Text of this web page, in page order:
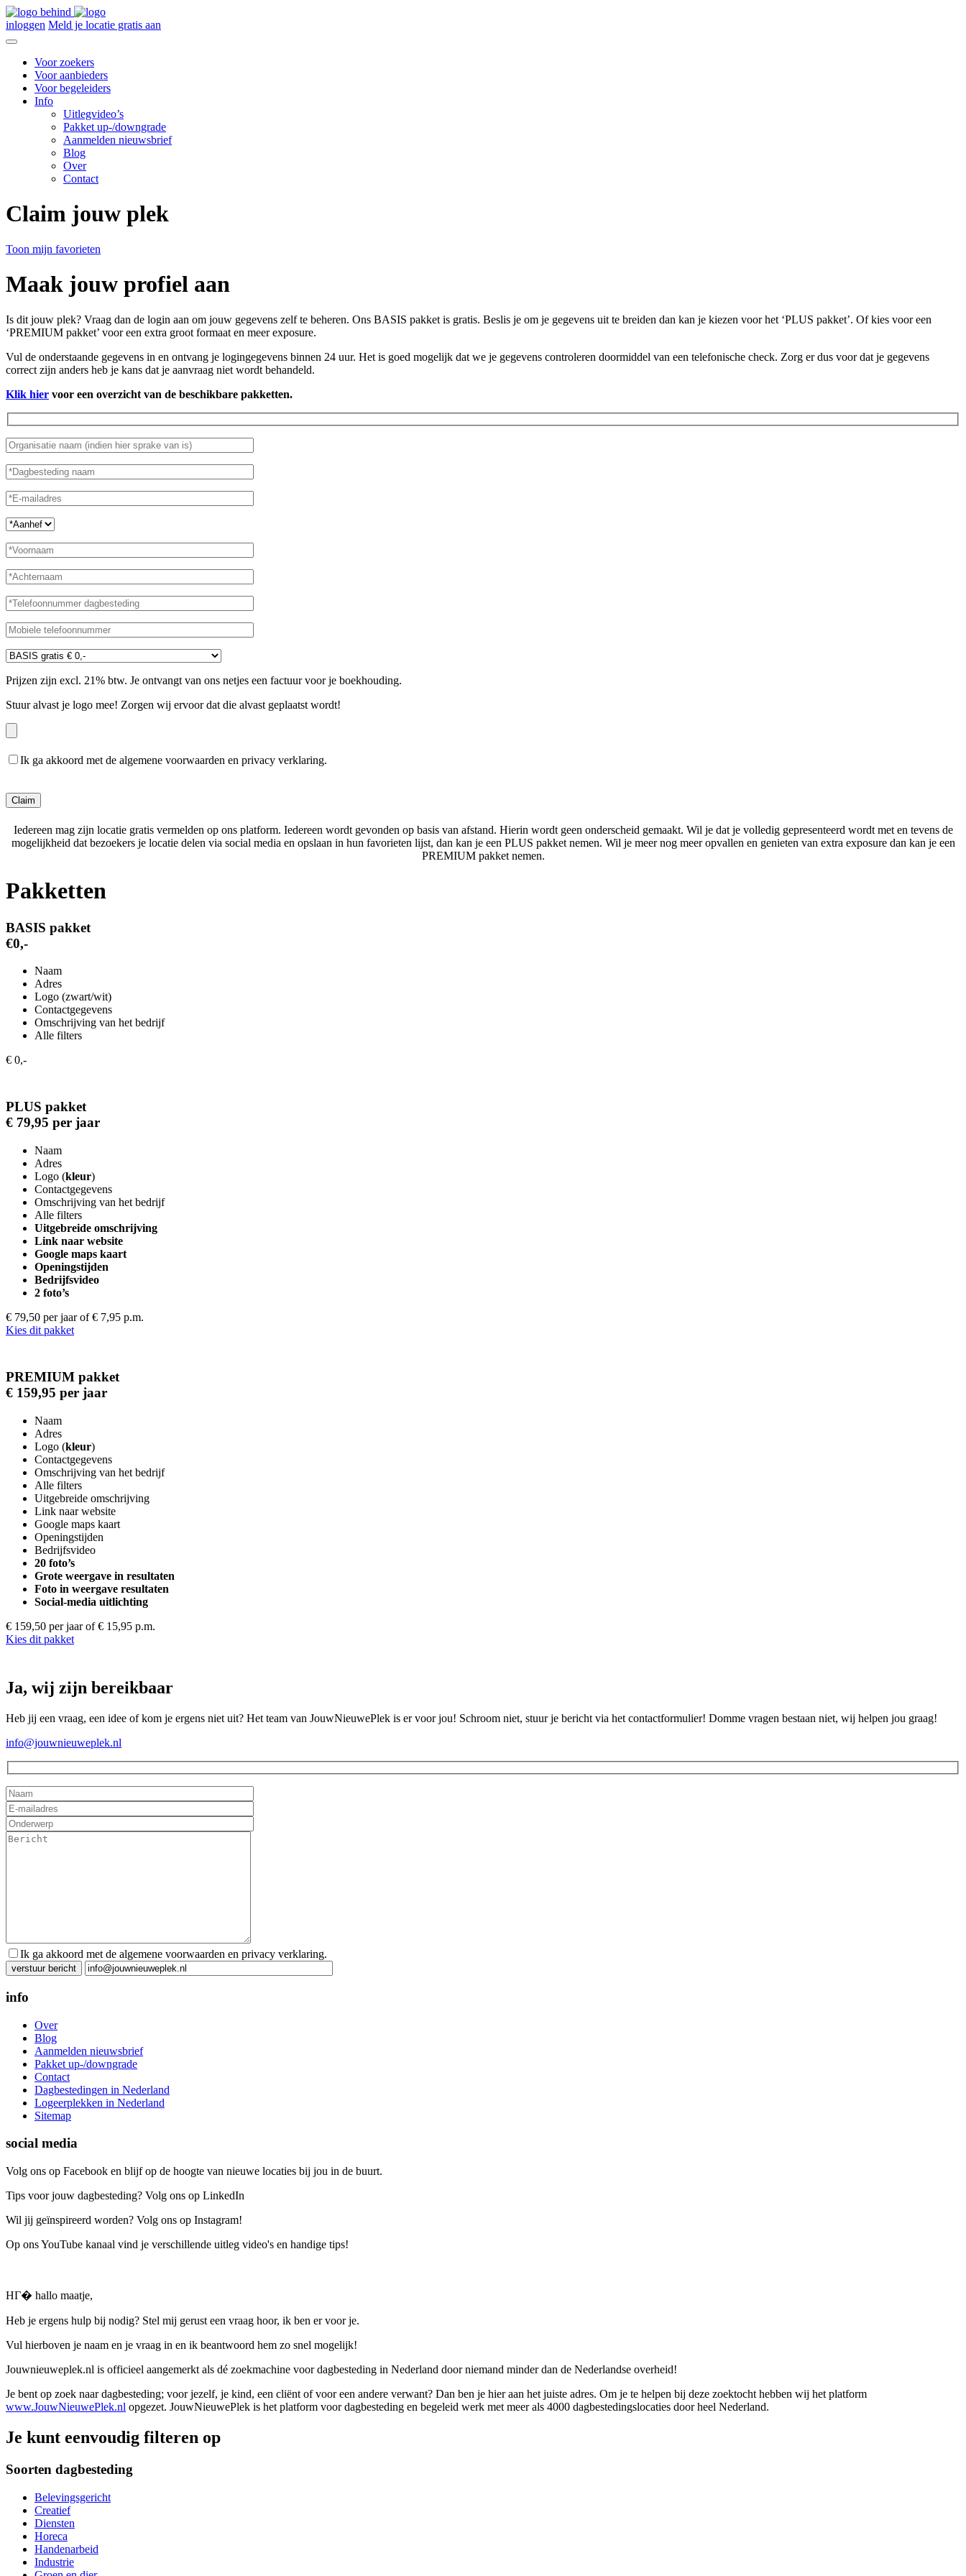
inloggen Meld je locatie gratis aan
Voor zoekers
Voor aanbieders
Voor begeleiders
Info
Uitlegvideo’s
Pakket up-/downgrade
Aanmelden nieuwsbrief
Blog
Over
Contact
Claim jouw plek
Toon mijn favorieten
Maak jouw profiel aan
Is dit jouw plek? Vraag dan de login aan om jouw gegevens zelf te beheren. Ons BASIS pakket is gratis. Beslis je om je gegevens uit te breiden dan kan je kiezen voor het ‘PLUS pakket’. Of kies voor een
‘PREMIUM pakket’ voor een extra groot formaat en meer exposure.
Vul de onderstaande gegevens in en ontvang je logingegevens binnen 24 uur. Het is goed mogelijk dat we je gegevens controleren doormiddel van een telefonische check. Zorg er dus voor dat je gegevens
correct zijn anders heb je kans dat je aanvraag niet wordt behandeld.
Klik hier voor een overzicht van de beschikbare pakketten.
Prijzen zijn excl. 21% btw. Je ontvangt van ons netjes een factuur voor je boekhouding.
Stuur alvast je logo mee! Zorgen wij ervoor dat die alvast geplaatst wordt!
Ik ga akkoord met de algemene voorwaarden en privacy verklaring.
Iedereen mag zijn locatie gratis vermelden op ons platform. Iedereen wordt gevonden op basis van afstand. Hierin wordt geen onderscheid gemaakt. Wil je dat je volledig gepresenteerd wordt met en tevens de
mogelijkheid dat bezoekers je locatie delen via social media en opslaan in hun favorieten lijst, dan kan je een PLUS pakket nemen. Wil je meer nog meer opvallen en genieten van extra exposure dan kan je een
PREMIUM pakket nemen.
Pakketten
BASIS pakket
€0,-
Naam
Adres
Logo (zwart/wit)
Contactgegevens
Omschrijving van het bedrijf
Alle filters
€ 0,-
PLUS pakket
€ 79,95 per jaar
Naam
Adres
Logo (kleur)
Contactgegevens
Omschrijving van het bedrijf
Alle filters
Uitgebreide omschrijving
Link naar website
Google maps kaart
Openingstijden
Bedrijfsvideo
2 foto’s
€ 79,50 per jaar of € 7,95 p.m.
Kies dit pakket
PREMIUM pakket
€ 159,95 per jaar
Naam
Adres
Logo (kleur)
Contactgegevens
Omschrijving van het bedrijf
Alle filters
Uitgebreide omschrijving
Link naar website
Google maps kaart
Openingstijden
Bedrijfsvideo
20 foto’s
Grote weergave in resultaten
Foto in weergave resultaten
Social-media uitlichting
€ 159,50 per jaar of € 15,95 p.m.
Kies dit pakket
Ja, wij zijn bereikbaar
Heb jij een vraag, een idee of kom je ergens niet uit? Het team van JouwNieuwePlek is er voor jou! Schroom niet, stuur je bericht via het contactformulier! Domme vragen bestaan niet, wij helpen jou graag!
info@jouwnieuweplek.nl
Ik ga akkoord met de algemene voorwaarden en privacy verklaring.
Gelieve dit veld leeg te laten.
info
Over
Blog
Aanmelden nieuwsbrief
Pakket up-/downgrade
Contact
Dagbestedingen in Nederland
Logeerplekken in Nederland
Sitemap
social media
Volg ons op Facebook en blijf op de hoogte van nieuwe locaties bij jou in de buurt.
Tips voor jouw dagbesteding? Volg ons op LinkedIn
Wil jij geïnspireerd worden? Volg ons op Instagram!
Op ons YouTube kanaal vind je verschillende uitleg video's en handige tips!
HГ� hallo maatje,
Heb je ergens hulp bij nodig? Stel mij gerust een vraag hoor, ik ben er voor je.
Vul hierboven je naam en je vraag in en ik beantwoord hem zo snel mogelijk!
Jouwnieuweplek.nl is officieel aangemerkt als dé zoekmachine voor dagbesteding in Nederland door niemand minder dan de Nederlandse overheid!
Je bent op zoek naar dagbesteding; voor jezelf, je kind, een cliënt of voor een andere verwant? Dan ben je hier aan het juiste adres. Om je te helpen bij deze zoektocht hebben wij het platform
www.JouwNieuwePlek.nl opgezet. JouwNieuwePlek is het platform voor dagbesteding en begeleid werk met meer als 4000 dagbestedingslocaties door heel Nederland.
Je kunt eenvoudig filteren op
Soorten dagbesteding
Belevingsgericht
Creatief
Diensten
Horeca
Handenarbeid
Industrie